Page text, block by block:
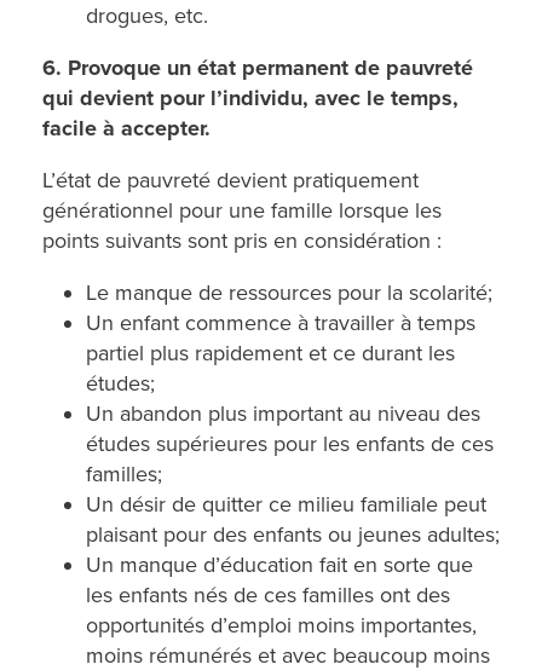
drogues, etc.
6. Provoque un état permanent de pauvreté
qui devient pour l’individu, avec le temps,
facile à accepter.
L’état de pauvreté devient pratiquement
générationnel pour une famille lorsque les
points suivants sont pris en considération :
Le manque de ressources pour la scolarité;
Un enfant commence à travailler à temps
partiel plus rapidement et ce durant les
études;
Un abandon plus important au niveau des
études supérieures pour les enfants de ces
familles;
Un désir de quitter ce milieu familiale peut
plaisant pour des enfants ou jeunes adultes;
Un manque d’éducation fait en sorte que
les enfants nés de ces familles ont des
opportunités d’emploi moins importantes,
moins rémunérés et avec beaucoup moins